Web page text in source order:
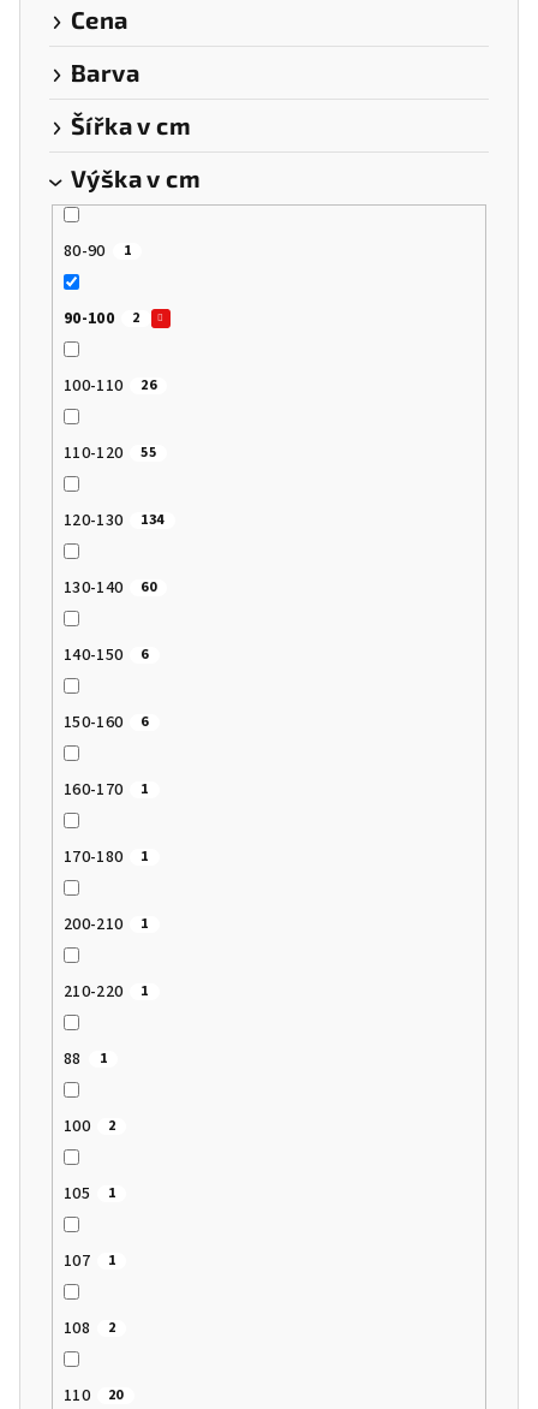
Cena
Barva
Šířka v cm
Výška v cm
80-90 1
90-100 2
100-110 26
110-120 55
120-130 134
130-140 60
140-150 6
150-160 6
160-170 1
170-180 1
200-210 1
210-220 1
88 1
100 2
105 1
107 1
108 2
110 20